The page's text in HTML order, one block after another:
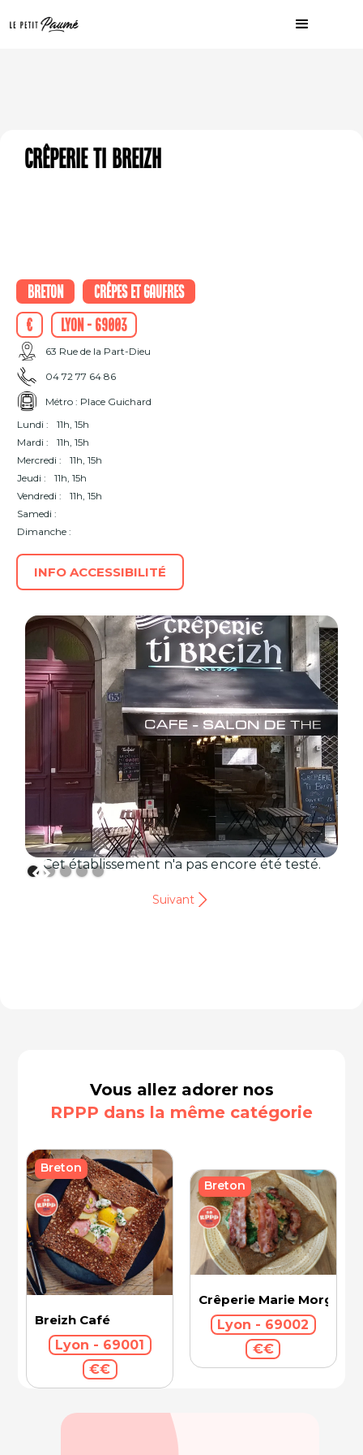
Crêperie Ti Breizh
Breton
Crêpes et Gaufres
€
Lyon - 69003
63 Rue de la Part-Dieu
04 72 77 64 86
Métro : Place Guichard
Lundi :
11h, 15h
Mardi :
11h, 15h
Mercredi :
11h, 15h
Jeudi :
11h, 15h
Vendredi :
11h, 15h
Samedi :
Dimanche :
INFO ACCESSIBILITÉ
Cet établissement n'a pas encore été testé.
Suivant
Vous allez adorer nos
RPPP dans la même catégorie
Breizh Café
Lyon - 69001
€€
Breton
Crêperie Marie Morgane
Lyon - 69002
€€
Breton